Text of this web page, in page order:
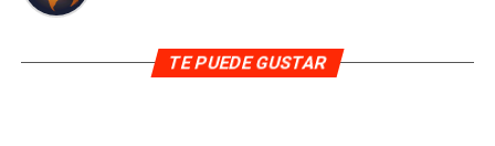
TE PUEDE GUSTAR